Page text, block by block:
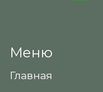
Меню
Главная